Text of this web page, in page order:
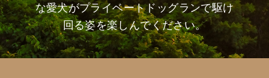
な愛犬がプライベートドッグランで駆け
回る姿を楽しんでください。